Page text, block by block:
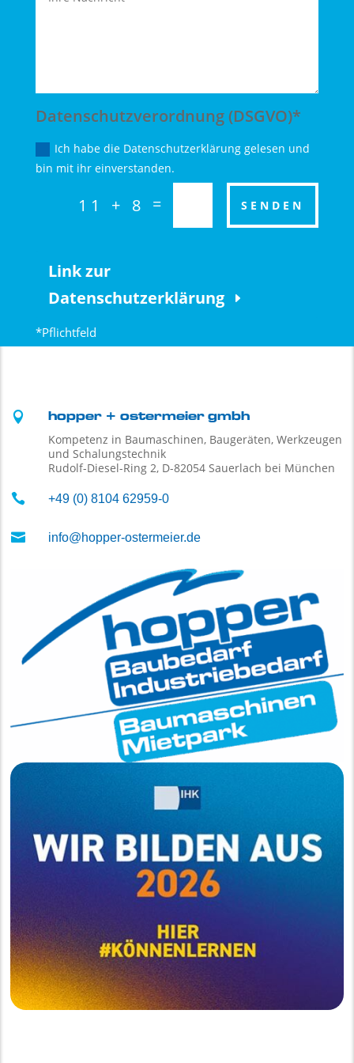
Datenschutzverordnung (DSGVO)*
Ich habe die Datenschutzerklärung gelesen und
bin mit ihr einverstanden.
11 + 8 = SENDEN
Link zur
Datenschutzerklärung
*Pflichtfeld
 hopper + ostermeier gmbh
Kompetenz in Baumaschinen, Baugeräten, Werkzeugen
und Schalungstechnik
Rudolf-Diesel-Ring 2, D-82054 Sauerlach bei München
 +49 (0) 8104 62959-0
 info@hopper-ostermeier.de